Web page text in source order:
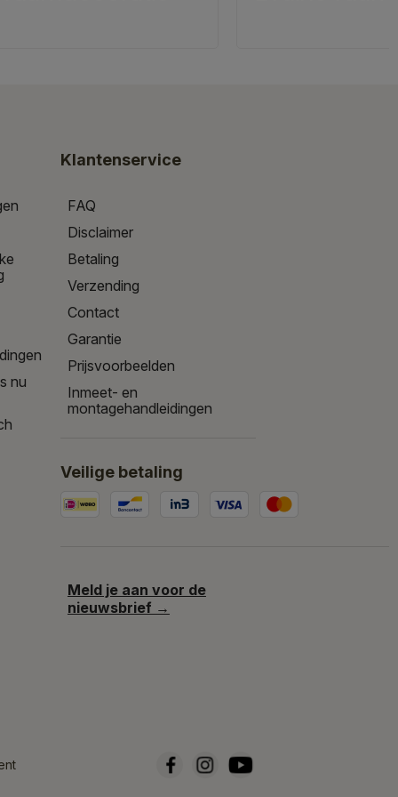
nu
Klantenservice
FAQ
Disclaimer
Betaling
Verzending
Contact
Garantie
Prijsvoorbeelden
Inmeet- en
montagehandleidingen
Veilige betaling
Meld je aan voor de
nieuwsbrief →